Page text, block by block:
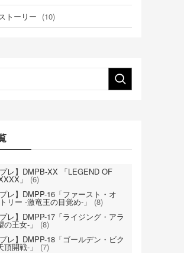
トーリー (10)
プレ】DMPB-XX 「LEGEND OF
」
(6)
プレ】DMPP-16「ファースト・オ
リー -激竜王の目覚め-」 (8)
プレ】DMPP-17「ライジング・アラ
王女-」
(8)
プレ】DMPP-18「ゴールデン・ビク
頂開戦-」
(7)